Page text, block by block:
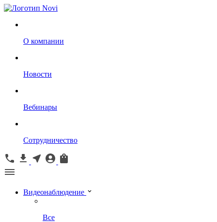
О компании
Новости
Вебинары
Сотрудничество
Видеонаблюдение
Все